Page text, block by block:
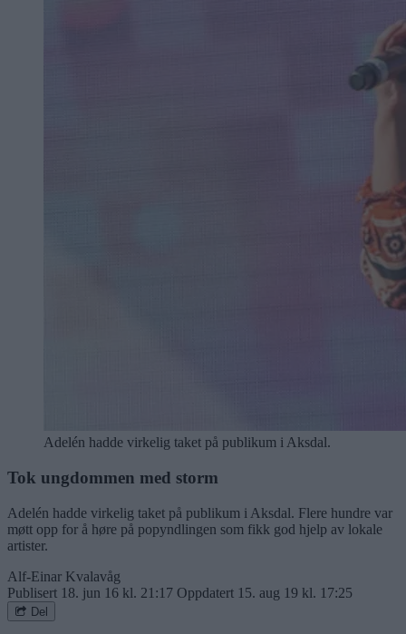
Adelén hadde virkelig taket på publikum i Aksdal.
Tok ungdommen med storm
Adelén hadde virkelig taket på publikum i Aksdal. Flere hundre var
møtt opp for å høre på popyndlingen som fikk god hjelp av lokale
artister.
Alf-Einar Kvalavåg
Publisert 18. jun 16 kl. 21:17 Oppdatert 15. aug 19 kl. 17:25
Del